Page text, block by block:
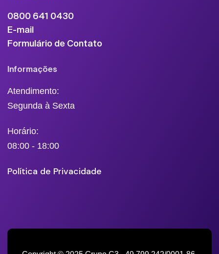
0800 641 0430
E-mail
Formulário de Contato
Informações
Atendimento:
Segunda à Sexta
Horário:
08:00 - 18:00
Política de Privacidade